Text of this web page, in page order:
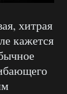
хитрая
кажется